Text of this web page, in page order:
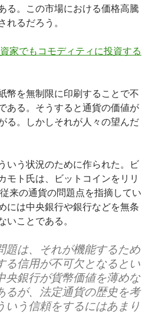
る。この市場における価格高騰
れるだろう。
家でもコモディティに投資する
幣を無制限に印刷することで不
ある。そうすると通貨の価値が
る。しかしそれが人々の望んだ
いう状況のために作られた。ビ
モト氏は、ビットコインをリリ
来の通貨の問題点を指摘してい
には中央銀行や銀行などを無条
いことである。
題は、それが機能するため
る信用が不可欠となるとい
央銀行が貨幣価値を薄めな
るが、法定通貨の歴史を考
いう信頼をするにはあまり